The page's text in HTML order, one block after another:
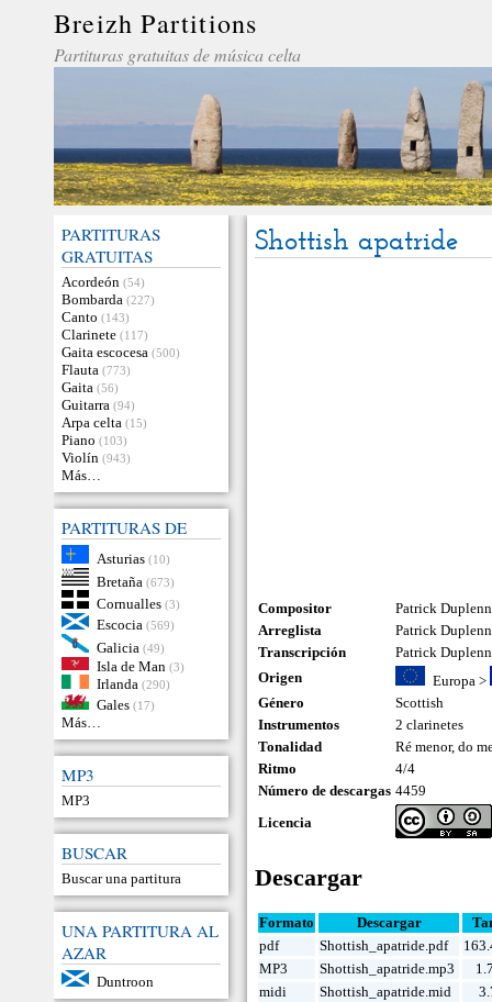
Breizh Partitions
Partituras gratuitas de música celta
PARTITURAS
GRATUITAS
Acordeón (54)
Bombarda (227)
Canto (143)
Clarinete (117)
Gaita escocesa (500)
Flauta (773)
Gaita (56)
Guitarra (94)
Arpa celta (15)
Piano (103)
Violín (943)
Más…
PARTITURAS DE
Asturias (10)
Bretaña (673)
Cornualles (3)
Escocia (569)
Galicia (49)
Isla de Man (3)
Irlanda (290)
Gales (17)
Más…
MP3
MP3
BUSCAR
Buscar una partitura
UNA PARTITURA AL
AZAR
Duntroon
Shottish apatride
Compositor
Patrick
Arreglista
Patrick
Transcripción
Patrick
Origen
Europa>
Género
Scottish
Instrumentos
2 clarinetes
Tonalidad
Ré menor, do
Ritmo
4/4
Número de descargas 4459
Licencia
Descargar
Formato Descargar
pdf
Shottish_apatride.pdf
MP3
Shottish_apatride.mp3
midi
Shottish_apatride.mid